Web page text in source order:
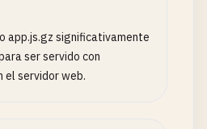
app.js.gz significativamente
ser servido con
el servidor web.